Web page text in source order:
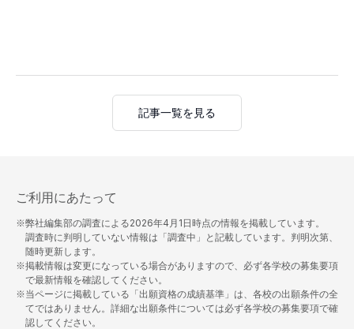
記事一覧を見る
ご利用にあたって
※弊社編集部の調査による2026年4月1日時点の情報を掲載しています。
調査時に判明していない情報は「調査中」と記載しています。判明次第、
随時更新します。
※掲載情報は変更になっている場合がありますので、必ず各学校の募集要項
で最新情報を確認してください。
※当ページに掲載している「出願資格の成績基準」は、各校の出願条件の全
てではありません。詳細な出願条件については必ず各学校の募集要項で確
認してください。